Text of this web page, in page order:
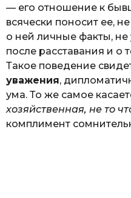
— его отношение к
всячески поносит ее,
о ней личные факты, не
после расставания и о
Такое поведение
уважения,
ума. То же самое
хозяйственная, не то
комплимент